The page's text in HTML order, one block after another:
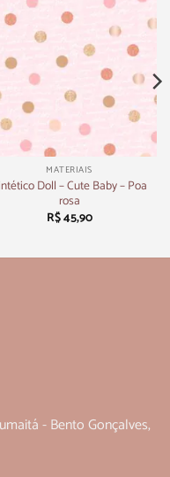
MATERIAIS
Doll – Cute Baby – Poa
rosa
R$45,90
- Bento Gonçalves,